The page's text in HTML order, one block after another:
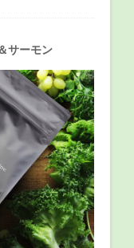
サーモン